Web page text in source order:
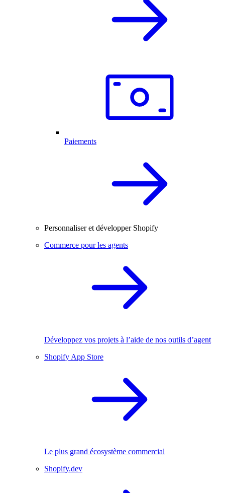
Paiements
Personnaliser et développer Shopify
Commerce pour les agents
Développez vos projets à l’aide de nos outils d’agent
Shopify App Store
Le plus grand écosystème commercial
Shopify.dev